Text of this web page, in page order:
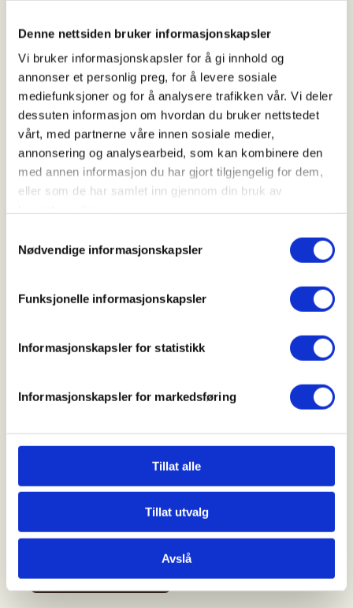
Denne nettsiden bruker informasjonskapsler
Vi bruker informasjonskapsler for å gi innhold og
annonser et personlig preg, for å levere sosiale
mediefunksjoner og for å analysere trafikken vår. Vi deler
dessuten informasjon om hvordan du bruker nettstedet
vårt, med partnerne våre innen sosiale medier,
annonsering og analysearbeid, som kan kombinere den
med annen informasjon du har gjort tilgjengelig for dem,
eller som de har samlet inn gjennom din bruk av
Nødvendige informasjonskapsler
Funksjonelle informasjonskapsler
Informasjonskapsler for statistikk
Informasjonskapsler for markedsføring
Tillat alle
Tillat utvalg
Avslå
Tid
05. Aug 2026
Kl. 18.00 - 20.00
Arrangør
Vadsø JFF
leirdue med hagle.
Helt ny eller erfaren, så ønsker vi deg velkommen, vi
er mange instruktører som kan hjelpe. Hagleskyting
på jakt til høsten.
Velkommen til oss!